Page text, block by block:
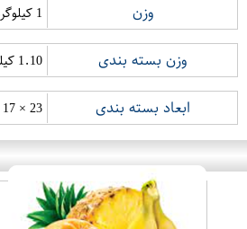
وزن 1 کیلوگرم
وزن بسته بندی 1.10 کیلوگرم
ابعاد بسته بندی 23 × 17 × 12 سانتی متر